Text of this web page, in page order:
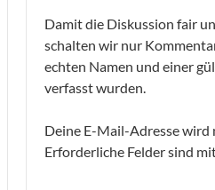
Damit die Diskussion fair
schalten wir nur
echten Namen und einer
verfasst wurden.
Deine E-Mail-Adresse
Erforderliche Felder sind